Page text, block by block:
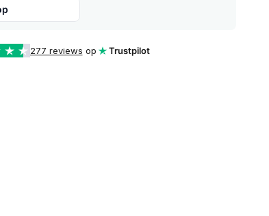
277 reviews op Trustpilot